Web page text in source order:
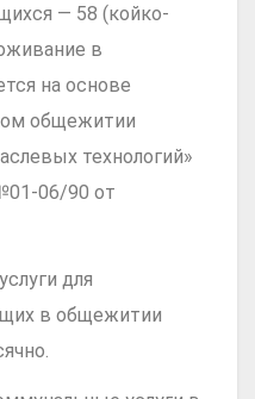
— 58 (койко-
в
на основе
общежитии
технологий»
06/90 от
для
в общежитии